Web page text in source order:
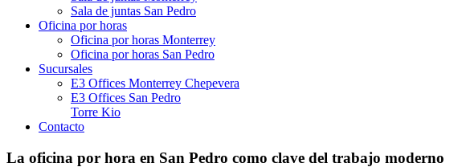
Sala de juntas San Pedro
Oficina por horas
Oficina por horas Monterrey
Oficina por horas San Pedro
Sucursales
E3 Offices Monterrey Chepevera
E3 Offices San Pedro
Torre Kio
Contacto
La oficina por hora en San Pedro como clave del trabajo moderno